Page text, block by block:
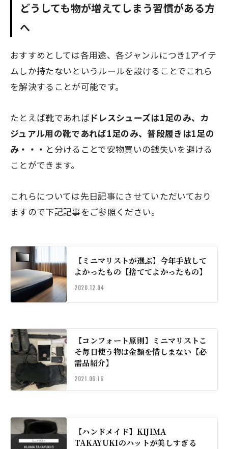
どうしても物が増えてしまう習慣がある方
へ
おすすめとしては各用途、各ジャンルにつき1アイテ
ムしか持たないというルールを設けることでこれら
を解決することが可能です。
たとえば靴であれば ドレスシューズは1足のみ、カ
ジュアル用の靴であれば1足のみ、普段履きは1足の
み・・・ と分けることで安物買いの銭失いを避ける
ことができます。
これらについては先日記事にさせていただいており
ますので下記記事をご参照ください。
【ミニマリストが選ぶ】今年手放して
よかったもの【捨ててよかったもの】
2020.12.04
【コンフォート原則】ミニマリストこ
そ毎日使う物は金額を惜しまない【必
需品紹介】
2021.06.16
【ハンドメイド】KIJIMA
TAKAYUKIのハットが美しすぎる